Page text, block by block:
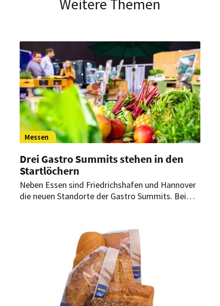
Weitere Themen
Messen
Drei Gastro Summits stehen in den
Startlöchern
Neben Essen sind Friedrichshafen und Hannover
die neuen Standorte der Gastro Summits. Bei
Fokus sowie aktuelle Entwicklungen, Trends,
Inspirationen und Ideen für den eigenen
Gastgewerbebetrieb.